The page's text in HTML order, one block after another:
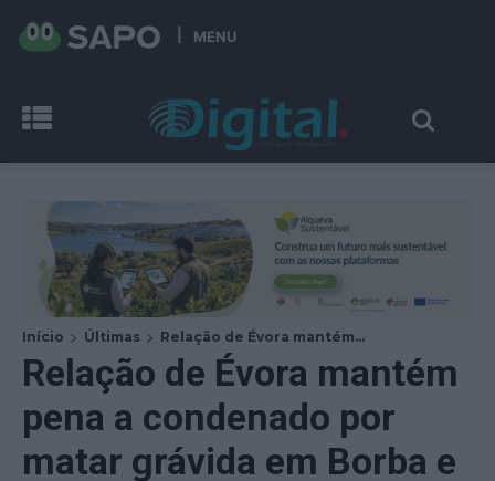
MENU
Início Últimas Relação de Évora mantém...
Relação de Évora mantém
pena a condenado por
matar grávida em Borba e